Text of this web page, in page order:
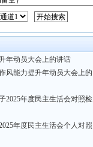
年动员大会上的讲话
风能力提升年动员大会上的
2025年度民主生活会对照检
年度民主生活会个人对照